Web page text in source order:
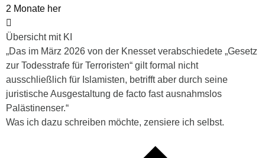
2 Monate her
Übersicht mit KI
„Das im März 2026 von der Knesset verabschiedete „Gesetz
zur Todesstrafe für Terroristen“ gilt formal nicht
ausschließlich für Islamisten, betrifft aber durch seine
juristische Ausgestaltung de facto fast ausnahmslos
Palästinenser.“
Was ich dazu schreiben möchte, zensiere ich selbst.